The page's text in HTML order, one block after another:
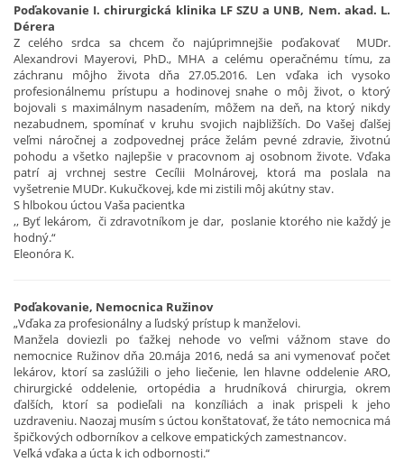
Poďakovanie I. chirurgická klinika LF SZU a UNB, Nem. akad. L.
Dérera
Z celého srdca sa chcem čo najúprimnejšie poďakovať MUDr.
Alexandrovi Mayerovi, PhD., MHA a celému operačnému tímu, za
záchranu môjho života dňa 27.05.2016. Len vďaka ich vysoko
profesionálnemu prístupu a hodinovej snahe o môj život, o ktorý
bojovali s maximálnym nasadením, môžem na deň, na ktorý nikdy
nezabudnem, spomínať v kruhu svojich najbližších. Do Vašej ďalšej
veľmi náročnej a zodpovednej práce želám pevné zdravie, životnú
pohodu a všetko najlepšie v pracovnom aj osobnom živote. Vďaka
patrí aj vrchnej sestre Cecílii Molnárovej, ktorá ma poslala na
vyšetrenie MUDr. Kukučkovej, kde mi zistili môj akútny stav.
S hlbokou úctou Vaša pacientka
,, Byť lekárom, či zdravotníkom je dar, poslanie ktorého nie každý je
hodný.“
Eleonóra K.
Poďakovanie, Nemocnica Ružinov
„Vďaka za profesionálny a ľudský prístup k manželovi.
Manžela doviezli po ťažkej nehode vo veľmi vážnom stave do
nemocnice Ružinov dňa 20.mája 2016, nedá sa ani vymenovať počet
lekárov, ktorí sa zaslúžili o jeho liečenie, len hlavne oddelenie ARO,
chirurgické oddelenie, ortopédia a hrudníková chirurgia, okrem
ďalších, ktorí sa podieľali na konzíliách a inak prispeli k jeho
uzdraveniu. Naozaj musím s úctou konštatovať, že táto nemocnica má
špičkových odborníkov a celkove empatických zamestnancov.
Veľká vďaka a úcta k ich odbornosti.“